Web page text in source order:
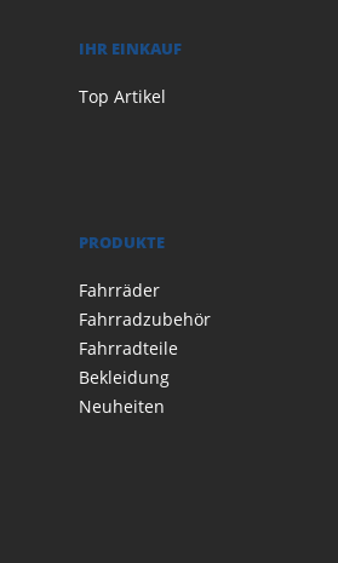
IHR EINKAUF
Top Artikel
PRODUKTE
Fahrräder
Fahrradzubehör
Fahrradteile
Bekleidung
Neuheiten